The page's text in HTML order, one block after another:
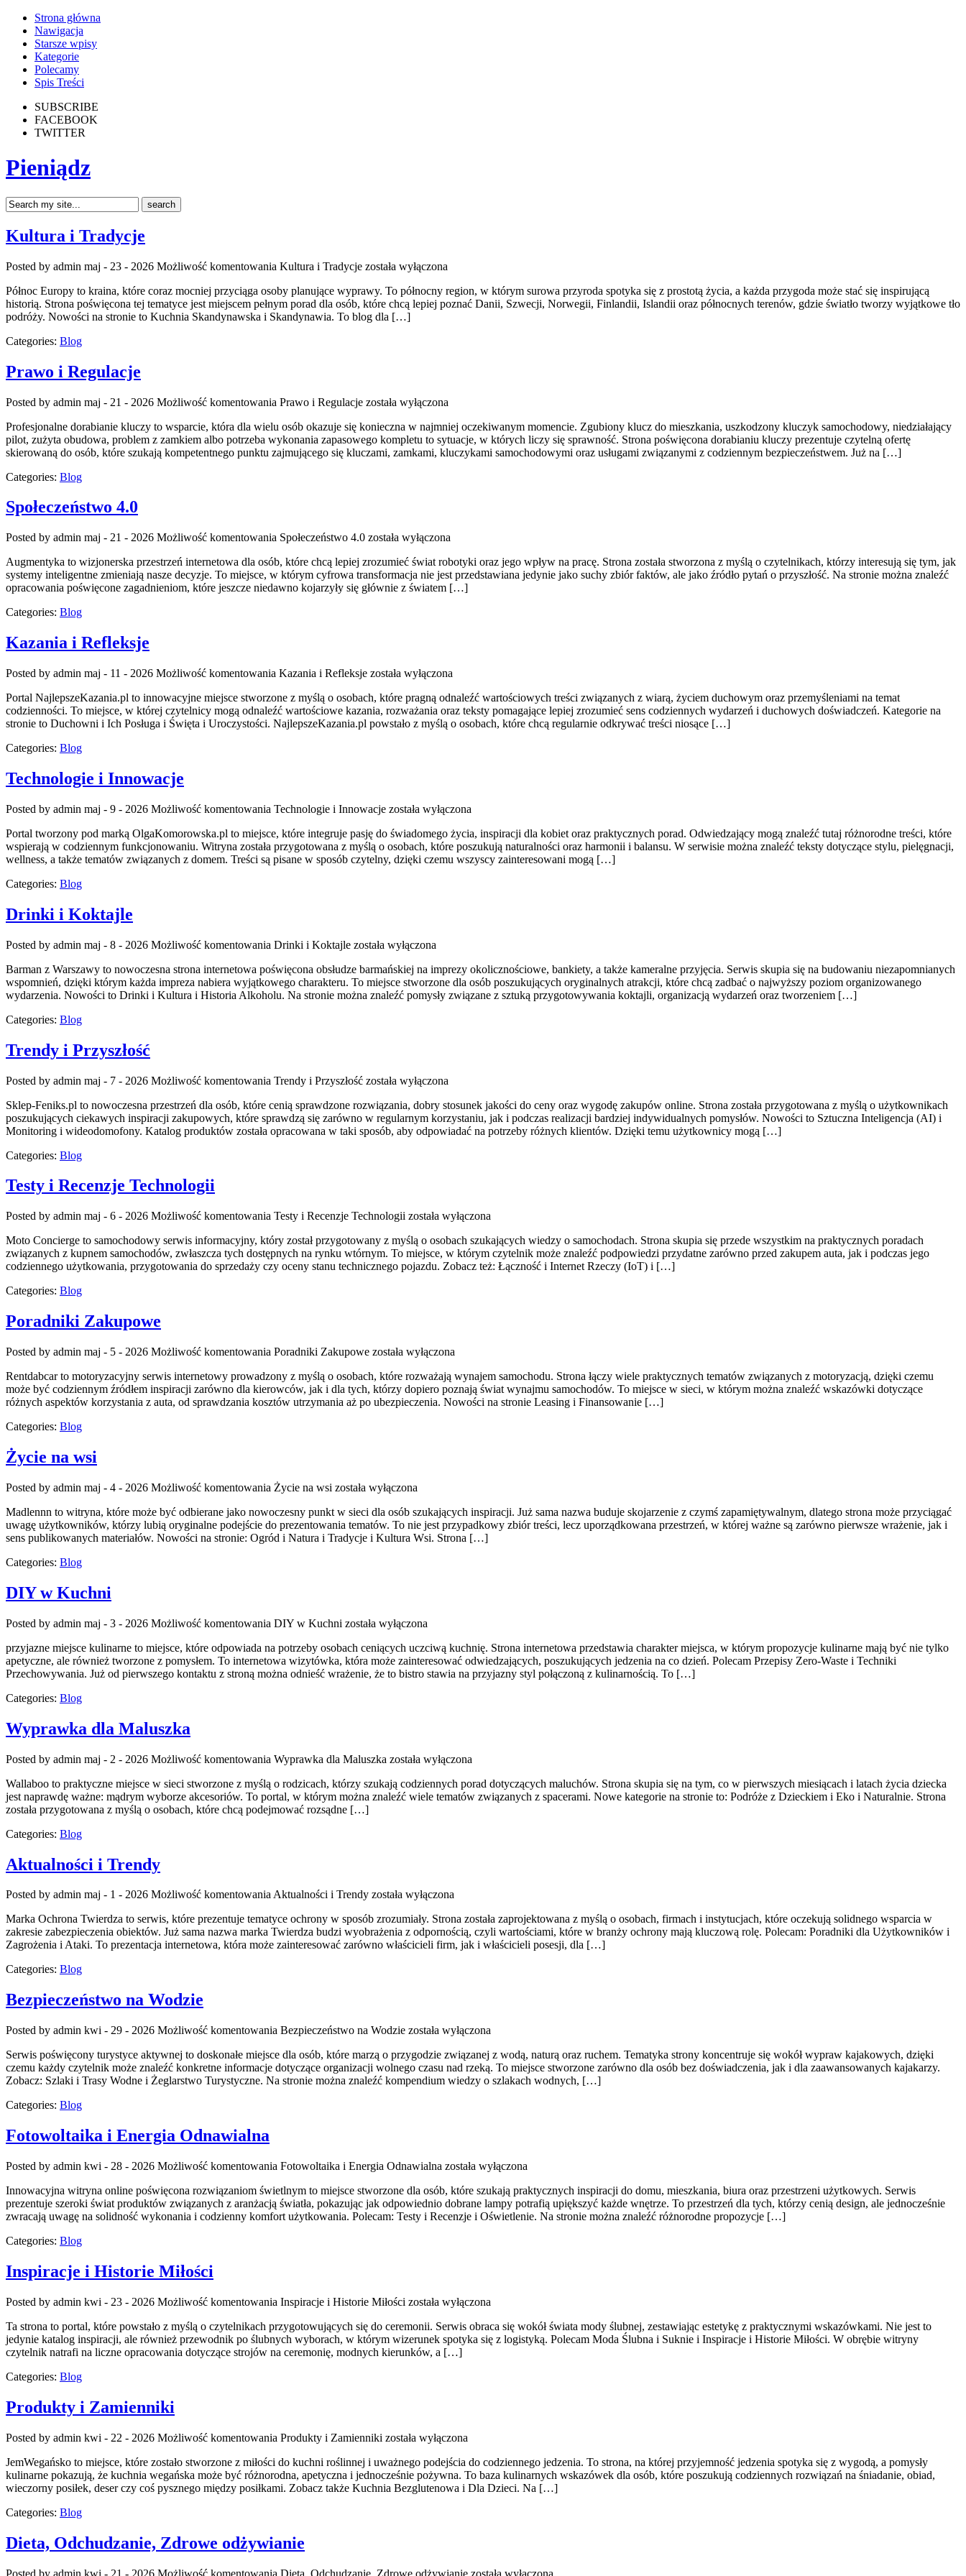
Strona główna
Nawigacja
Starsze wpisy
Kategorie
Polecamy
Spis Treści
SUBSCRIBE
FACEBOOK
TWITTER
Pieniądz
Kultura i Tradycje
Posted by admin maj - 23 - 2026 Możliwość komentowania Kultura i Tradycje została wyłączona
Północ Europy to kraina, które coraz mocniej przyciąga osoby planujące wyprawy. To północny region, w którym surowa przyroda spotyka się z prostotą życia, a każda przygoda może stać się inspirującą
historią. Strona poświęcona tej tematyce jest miejscem pełnym porad dla osób, które chcą lepiej poznać Danii, Szwecji, Norwegii, Finlandii, Islandii oraz północnych terenów, gdzie światło tworzy wyjątkowe tło
podróży. Nowości na stronie to Kuchnia Skandynawska i Skandynawia. To blog dla […]
Categories: Blog
Prawo i Regulacje
Posted by admin maj - 21 - 2026 Możliwość komentowania Prawo i Regulacje została wyłączona
Profesjonalne dorabianie kluczy to wsparcie, która dla wielu osób okazuje się konieczna w najmniej oczekiwanym momencie. Zgubiony klucz do mieszkania, uszkodzony kluczyk samochodowy, niedziałający
pilot, zużyta obudowa, problem z zamkiem albo potrzeba wykonania zapasowego kompletu to sytuacje, w których liczy się sprawność. Strona poświęcona dorabianiu kluczy prezentuje czytelną ofertę
skierowaną do osób, które szukają kompetentnego punktu zajmującego się kluczami, zamkami, kluczykami samochodowymi oraz usługami związanymi z codziennym bezpieczeństwem. Już na […]
Categories: Blog
Społeczeństwo 4.0
Posted by admin maj - 21 - 2026 Możliwość komentowania Społeczeństwo 4.0 została wyłączona
Augmentyka to wizjonerska przestrzeń internetowa dla osób, które chcą lepiej zrozumieć świat robotyki oraz jego wpływ na pracę. Strona została stworzona z myślą o czytelnikach, którzy interesują się tym, jak
systemy inteligentne zmieniają nasze decyzje. To miejsce, w którym cyfrowa transformacja nie jest przedstawiana jedynie jako suchy zbiór faktów, ale jako źródło pytań o przyszłość. Na stronie można znaleźć
opracowania poświęcone zagadnieniom, które jeszcze niedawno kojarzyły się głównie z światem […]
Categories: Blog
Kazania i Refleksje
Posted by admin maj - 11 - 2026 Możliwość komentowania Kazania i Refleksje została wyłączona
Portal NajlepszeKazania.pl to innowacyjne miejsce stworzone z myślą o osobach, które pragną odnaleźć wartościowych treści związanych z wiarą, życiem duchowym oraz przemyśleniami na temat
codzienności. To miejsce, w której czytelnicy mogą odnaleźć wartościowe kazania, rozważania oraz teksty pomagające lepiej zrozumieć sens codziennych wydarzeń i duchowych doświadczeń. Kategorie na
stronie to Duchowni i Ich Posługa i Święta i Uroczystości. NajlepszeKazania.pl powstało z myślą o osobach, które chcą regularnie odkrywać treści niosące […]
Categories: Blog
Technologie i Innowacje
Posted by admin maj - 9 - 2026 Możliwość komentowania Technologie i Innowacje została wyłączona
Portal tworzony pod marką OlgaKomorowska.pl to miejsce, które integruje pasję do świadomego życia, inspiracji dla kobiet oraz praktycznych porad. Odwiedzający mogą znaleźć tutaj różnorodne treści, które
wspierają w codziennym funkcjonowaniu. Witryna została przygotowana z myślą o osobach, które poszukują naturalności oraz harmonii i balansu. W serwisie można znaleźć teksty dotyczące stylu, pielęgnacji,
wellness, a także tematów związanych z domem. Treści są pisane w sposób czytelny, dzięki czemu wszyscy zainteresowani mogą […]
Categories: Blog
Drinki i Koktajle
Posted by admin maj - 8 - 2026 Możliwość komentowania Drinki i Koktajle została wyłączona
Barman z Warszawy to nowoczesna strona internetowa poświęcona obsłudze barmańskiej na imprezy okolicznościowe, bankiety, a także kameralne przyjęcia. Serwis skupia się na budowaniu niezapomnianych
wspomnień, dzięki którym każda impreza nabiera wyjątkowego charakteru. To miejsce stworzone dla osób poszukujących oryginalnych atrakcji, które chcą zadbać o najwyższy poziom organizowanego
wydarzenia. Nowości to Drinki i Kultura i Historia Alkoholu. Na stronie można znaleźć pomysły związane z sztuką przygotowywania koktajli, organizacją wydarzeń oraz tworzeniem […]
Categories: Blog
Trendy i Przyszłość
Posted by admin maj - 7 - 2026 Możliwość komentowania Trendy i Przyszłość została wyłączona
Sklep-Feniks.pl to nowoczesna przestrzeń dla osób, które cenią sprawdzone rozwiązania, dobry stosunek jakości do ceny oraz wygodę zakupów online. Strona została przygotowana z myślą o użytkownikach
poszukujących ciekawych inspiracji zakupowych, które sprawdzą się zarówno w regularnym korzystaniu, jak i podczas realizacji bardziej indywidualnych pomysłów. Nowości to Sztuczna Inteligencja (AI) i
Monitoring i wideodomofony. Katalog produktów została opracowana w taki sposób, aby odpowiadać na potrzeby różnych klientów. Dzięki temu użytkownicy mogą […]
Categories: Blog
Testy i Recenzje Technologii
Posted by admin maj - 6 - 2026 Możliwość komentowania Testy i Recenzje Technologii została wyłączona
Moto Concierge to samochodowy serwis informacyjny, który został przygotowany z myślą o osobach szukających wiedzy o samochodach. Strona skupia się przede wszystkim na praktycznych poradach
związanych z kupnem samochodów, zwłaszcza tych dostępnych na rynku wtórnym. To miejsce, w którym czytelnik może znaleźć podpowiedzi przydatne zarówno przed zakupem auta, jak i podczas jego
codziennego użytkowania, przygotowania do sprzedaży czy oceny stanu technicznego pojazdu. Zobacz też: Łączność i Internet Rzeczy (IoT) i […]
Categories: Blog
Poradniki Zakupowe
Posted by admin maj - 5 - 2026 Możliwość komentowania Poradniki Zakupowe została wyłączona
Rentdabcar to motoryzacyjny serwis internetowy prowadzony z myślą o osobach, które rozważają wynajem samochodu. Strona łączy wiele praktycznych tematów związanych z motoryzacją, dzięki czemu
może być codziennym źródłem inspiracji zarówno dla kierowców, jak i dla tych, którzy dopiero poznają świat wynajmu samochodów. To miejsce w sieci, w którym można znaleźć wskazówki dotyczące
różnych aspektów korzystania z auta, od sprawdzania kosztów utrzymania aż po ubezpieczenia. Nowości na stronie Leasing i Finansowanie […]
Categories: Blog
Życie na wsi
Posted by admin maj - 4 - 2026 Możliwość komentowania Życie na wsi została wyłączona
Madlennn to witryna, które może być odbierane jako nowoczesny punkt w sieci dla osób szukających inspiracji. Już sama nazwa buduje skojarzenie z czymś zapamiętywalnym, dlatego strona może przyciągać
uwagę użytkowników, którzy lubią oryginalne podejście do prezentowania tematów. To nie jest przypadkowy zbiór treści, lecz uporządkowana przestrzeń, w której ważne są zarówno pierwsze wrażenie, jak i
sens publikowanych materiałów. Nowości na stronie: Ogród i Natura i Tradycje i Kultura Wsi. Strona […]
Categories: Blog
DIY w Kuchni
Posted by admin maj - 3 - 2026 Możliwość komentowania DIY w Kuchni została wyłączona
przyjazne miejsce kulinarne to miejsce, które odpowiada na potrzeby osobach ceniących uczciwą kuchnię. Strona internetowa przedstawia charakter miejsca, w którym propozycje kulinarne mają być nie tylko
apetyczne, ale również tworzone z pomysłem. To internetowa wizytówka, która może zainteresować odwiedzających, poszukujących jedzenia na co dzień. Polecam Przepisy Zero-Waste i Techniki
Przechowywania. Już od pierwszego kontaktu z stroną można odnieść wrażenie, że to bistro stawia na przyjazny styl połączoną z kulinarnością. To […]
Categories: Blog
Wyprawka dla Maluszka
Posted by admin maj - 2 - 2026 Możliwość komentowania Wyprawka dla Maluszka została wyłączona
Wallaboo to praktyczne miejsce w sieci stworzone z myślą o rodzicach, którzy szukają codziennych porad dotyczących maluchów. Strona skupia się na tym, co w pierwszych miesiącach i latach życia dziecka
jest naprawdę ważne: mądrym wyborze akcesoriów. To portal, w którym można znaleźć wiele tematów związanych z spacerami. Nowe kategorie na stronie to: Podróże z Dzieckiem i Eko i Naturalnie. Strona
została przygotowana z myślą o osobach, które chcą podejmować rozsądne […]
Categories: Blog
Aktualności i Trendy
Posted by admin maj - 1 - 2026 Możliwość komentowaniaAktualności i Trendy została wyłączona
Marka Ochrona Twierdza to serwis, które prezentuje tematyce ochrony w sposób zrozumiały. Strona została zaprojektowana z myślą o osobach, firmach i instytucjach, które oczekują solidnego wsparcia w
zakresie zabezpieczenia obiektów. Już sama nazwa marka Twierdza budzi wyobrażenia z odpornością, czyli wartościami, które w branży ochrony mają kluczową rolę. Polecam: Poradniki dla Użytkowników i
Zagrożenia i Ataki. To prezentacja internetowa, która może zainteresować zarówno właścicieli firm, jak i właścicieli posesji, dla […]
Categories: Blog
Bezpieczeństwo na Wodzie
Posted by admin kwi - 29 - 2026 Możliwość komentowania Bezpieczeństwo na Wodzie została wyłączona
Serwis poświęcony turystyce aktywnej to doskonałe miejsce dla osób, które marzą o przygodzie związanej z wodą, naturą oraz ruchem. Tematyka strony koncentruje się wokół wypraw kajakowych, dzięki
czemu każdy czytelnik może znaleźć konkretne informacje dotyczące organizacji wolnego czasu nad rzeką. To miejsce stworzone zarówno dla osób bez doświadczenia, jak i dla zaawansowanych kajakarzy.
Zobacz: Szlaki i Trasy Wodne i Żeglarstwo Turystyczne. Na stronie można znaleźć kompendium wiedzy o szlakach wodnych, […]
Categories: Blog
Fotowoltaika i Energia Odnawialna
Posted by admin kwi - 28 - 2026 Możliwość komentowania Fotowoltaika i Energia Odnawialna została wyłączona
Innowacyjna witryna online poświęcona rozwiązaniom świetlnym to miejsce stworzone dla osób, które szukają praktycznych inspiracji do domu, mieszkania, biura oraz przestrzeni użytkowych. Serwis
prezentuje szeroki świat produktów związanych z aranżacją światła, pokazując jak odpowiednio dobrane lampy potrafią upiększyć każde wnętrze. To przestrzeń dla tych, którzy cenią design, ale jednocześnie
zwracają uwagę na solidność wykonania i codzienny komfort użytkowania. Polecam: Testy i Recenzje i Oświetlenie. Na stronie można znaleźć różnorodne propozycje […]
Categories: Blog
Inspiracje i Historie Miłości
Posted by admin kwi - 23 - 2026 Możliwość komentowania Inspiracje i Historie Miłości została wyłączona
Ta strona to portal, które powstało z myślą o czytelnikach przygotowujących się do ceremonii. Serwis obraca się wokół świata mody ślubnej, zestawiając estetykę z praktycznymi wskazówkami. Nie jest to
jedynie katalog inspiracji, ale również przewodnik po ślubnych wyborach, w którym wizerunek spotyka się z logistyką. Polecam Moda Ślubna i Suknie i Inspiracje i Historie Miłości. W obrębie witryny
czytelnik natrafi na liczne opracowania dotyczące strojów na ceremonię, modnych kierunków, a […]
Categories: Blog
Produkty i Zamienniki
Posted by admin kwi - 22 - 2026 Możliwość komentowania Produkty i Zamienniki została wyłączona
JemWegańsko to miejsce, które zostało stworzone z miłości do kuchni roślinnej i uważnego podejścia do codziennego jedzenia. To strona, na której przyjemność jedzenia spotyka się z wygodą, a pomysły
kulinarne pokazują, że kuchnia wegańska może być różnorodna, apetyczna i jednocześnie pożywna. To baza kulinarnych wskazówek dla osób, które poszukują codziennych rozwiązań na śniadanie, obiad,
wieczorny posiłek, deser czy coś pysznego między posiłkami. Zobacz także Kuchnia Bezglutenowa i Dla Dzieci. Na […]
Categories: Blog
Dieta, Odchudzanie, Zdrowe odżywianie
Posted by admin kwi - 21 - 2026 Możliwość komentowania Dieta, Odchudzanie, Zdrowe odżywianie została wyłączona